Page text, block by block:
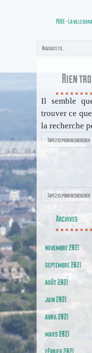
PURE – La ville
Rien
Il semble
trouver ce
la recherche
Recherche
Recherche
Archives
novembre 2021
septembre 2021
août 2021
juin 2021
avril 2021
mars 2021
février 2021